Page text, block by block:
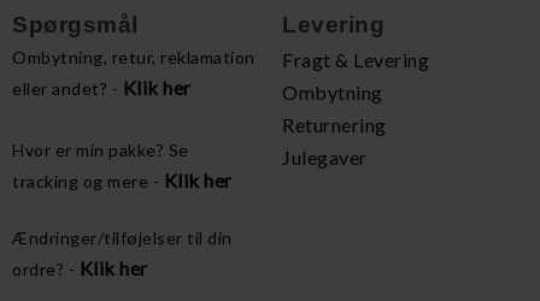
Spørgsmål
Ombytning, retur, reklamation
eller andet? - Klik her
Hvor er min pakke? Se
tracking og mere - Klik her
Ændringer/tilføjelser til din
ordre? - Klik her
Levering
Fragt & Levering
Ombytning
Returnering
Julegaver